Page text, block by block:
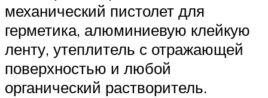
механический пистолет для
герметика, алюминиевую клейкую
ленту, утеплитель с отражающей
поверхностью и любой
органический растворитель.